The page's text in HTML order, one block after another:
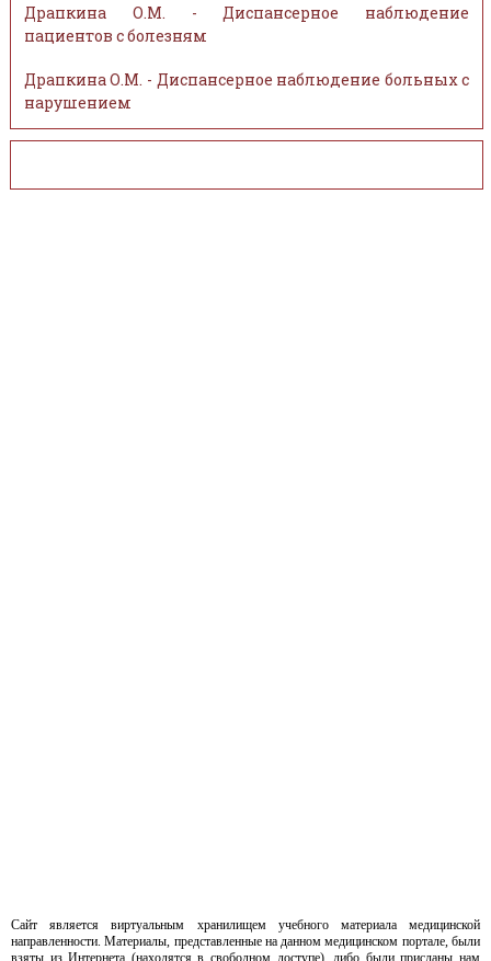
Драпкина О.М. - Диспансерное наблюдение
пациентов с болезням
Драпкина О.М. - Диспансерное наблюдение больных с
нарушением
Сайт является виртуальным хранилищем учебного материала медицинской
направленности. Материалы, представленные на данном медицинском портале, были
взяты из Интернета (находятся в свободном доступе), либо были присланы нам